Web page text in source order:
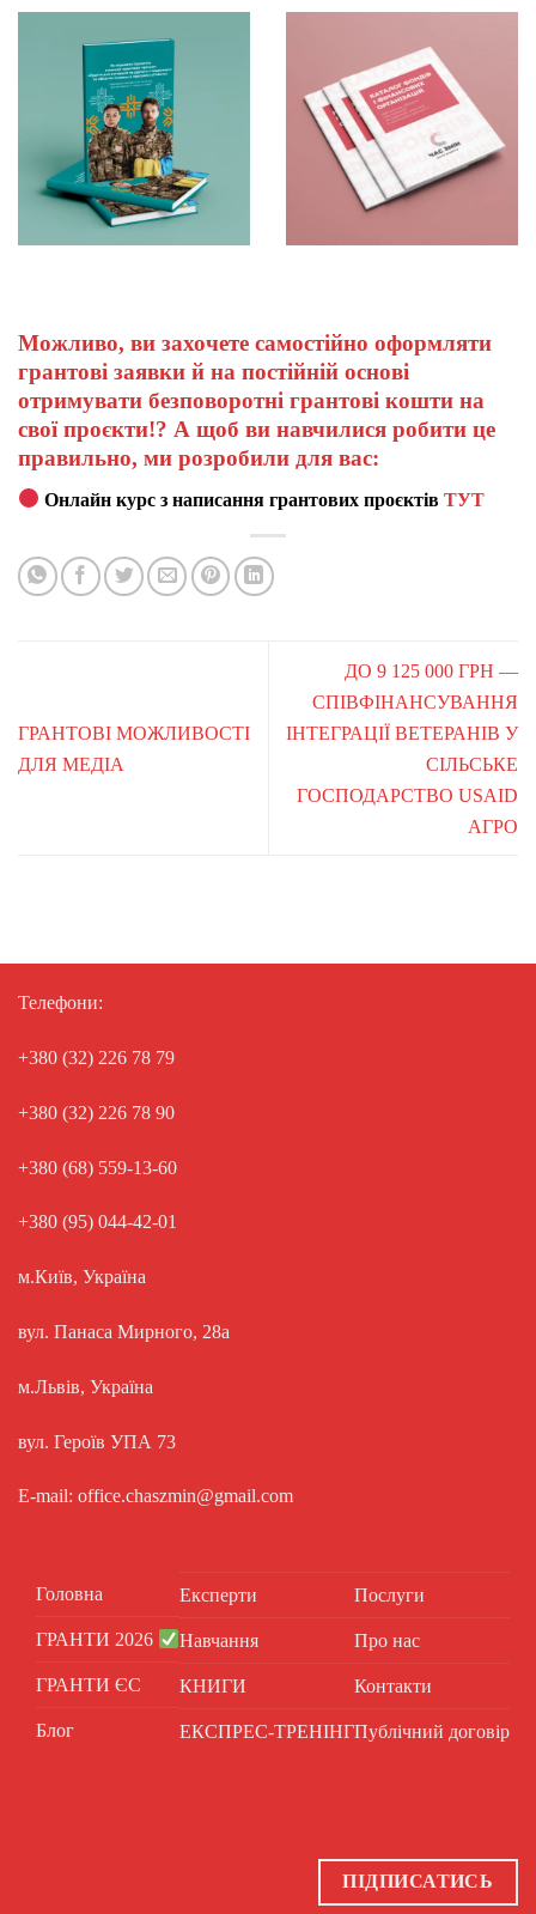
Можливо, ви захочете самостійно оформляти
грантові заявки й на постійній основі
отримувати безповоротні грантові кошти на
свої проєкти!? А щоб ви навчилися робити це
правильно, ми розробили для вас:
Онлайн курс з написання грантових проєктівТУТ
ГРАНТОВІ МОЖЛИВОСТІ
ДЛЯ МЕДІА
ДО 9 125 000 ГРН —
СПІВФІНАНСУВАННЯ
ІНТЕГРАЦІЇ ВЕТЕРАНІВ У
СІЛЬСЬКЕ
ГОСПОДАРСТВО USAID
АГРО
Телефони:
+380 (32) 226 78 79
+380 (32) 226 78 90
+380 (68) 559-13-60
+380 (95) 044-42-01
м.Київ, Україна
вул. Панаса Мирного, 28а
м.Львів, Україна
вул. Героїв УПА 73
E-mail: office.chaszmin@gmail.com
Головна
ГРАНТИ 2026
ГРАНТИ ЄС
Блог
Експерти
Навчання
КНИГИ
ЕКСПРЕС-ТРЕНІНГ
Послуги
Про нас
Контакти
Публічний договір
ПІДПИСАТИСЬ